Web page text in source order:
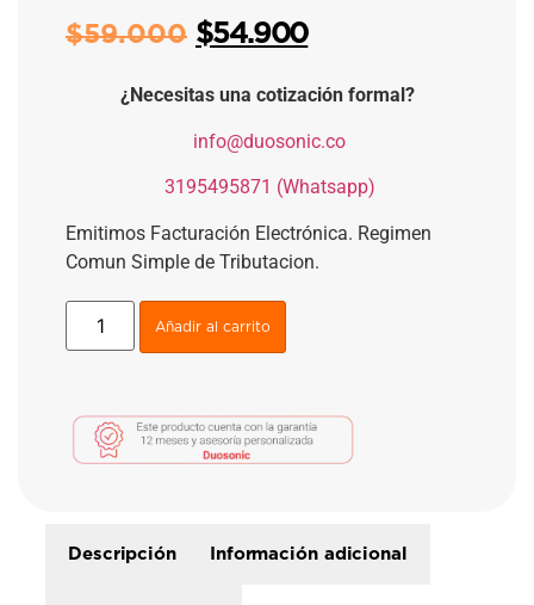
$59.000 $54.900
¿Necesitas una cotización formal?
info@duosonic.co
3195495871 (Whatsapp)
Emitimos Facturación Electrónica. Regimen
Comun Simple de Tributacion.
Añadir al carrito
Descripción Información adicional